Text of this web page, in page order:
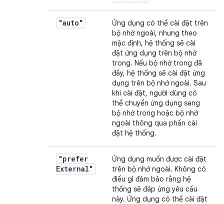
"auto"
Ứng dụng có thể cài đặt trên
bộ nhớ ngoài, nhưng theo
mặc định, hệ thống sẽ cài
đặt ứng dụng trên bộ nhớ
trong. Nếu bộ nhớ trong đã
đầy, hệ thống sẽ cài đặt ứng
dụng trên bộ nhớ ngoài. Sau
khi cài đặt, người dùng có
thể chuyển ứng dụng sang
bộ nhớ trong hoặc bộ nhớ
ngoài thông qua phần cài
đặt hệ thống.
"prefer
External"
Ứng dụng muốn được cài đặt
trên bộ nhớ ngoài. Không có
điều gì đảm bảo rằng hệ
thống sẽ đáp ứng yêu cầu
này. Ứng dụng có thể cài đặt